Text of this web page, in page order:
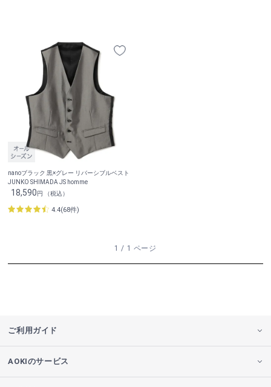
nanoブラック 黒×グレー リバーシブルベスト
JUNKO SHIMADA JS homme
18,590円 （税込）
4.4(68件)
1 / 1 ページ
ご利用ガイド
AOKIのサービス